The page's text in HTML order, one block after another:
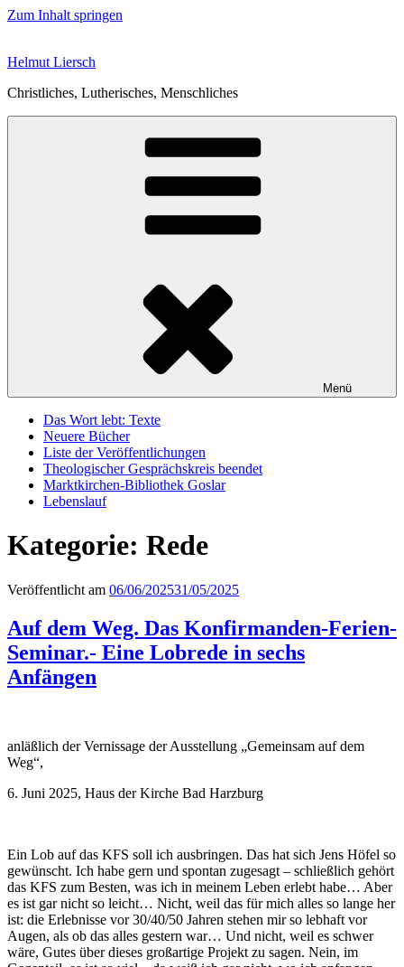
Zum Inhalt springen
Helmut Liersch
Christliches, Lutherisches, Menschliches
Menü
Das Wort lebt: Texte
Neuere Bücher
Liste der Veröffentlichungen
Theologischer Gesprächskreis beendet
Marktkirchen-Bibliothek Goslar
Lebenslauf
Kategorie: Rede
Veröffentlicht am 06/06/202531/05/2025
Auf dem Weg. Das Konfirmanden-Ferien-
Seminar.- Eine Lobrede in sechs
Anfängen
anläßlich der Vernissage der Ausstellung „Gemeinsam auf dem
Weg“,
6. Juni 2025, Haus der Kirche Bad Harzburg
Ein Lob auf das KFS soll ich ausbringen. Das hat sich Jens Höfel so
gewünscht. Ich habe gern und spontan zugesagt – schließlich gehört
das KFS zum Besten, was ich in meinem Leben erlebt habe… Aber
es ist gar nicht so leicht… Nicht, weil das für mich alles so lange her
ist: die Erlebnisse vor 30/40/50 Jahren stehen mir so lebhaft vor
Augen, als ob das alles gestern war… Und nicht, weil es schwer
wäre, Gutes über dieses großartige Projekt zu sagen. Nein, im